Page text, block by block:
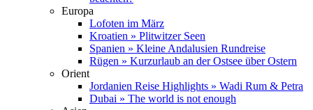
Europa
Lofoten im März
Kroatien » Plitwitzer Seen
Spanien » Kleine Andalusien Rundreise
Rügen » Kurzurlaub an der Ostsee über Ostern
Orient
Jordanien Reise Highlights » Wadi Rum & Petra
Dubai » The world is not enough